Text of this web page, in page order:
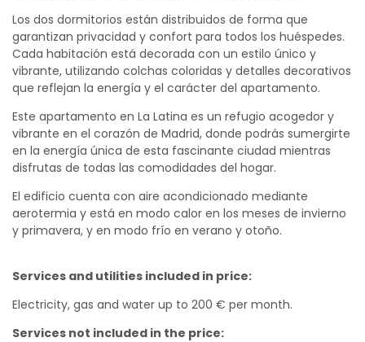
Los dos dormitorios están distribuidos de forma que
garantizan privacidad y confort para todos los huéspedes.
Cada habitación está decorada con un estilo único y
vibrante, utilizando colchas coloridas y detalles decorativos
que reflejan la energía y el carácter del apartamento.
Este apartamento en La Latina es un refugio acogedor y
vibrante en el corazón de Madrid, donde podrás sumergirte
en la energía única de esta fascinante ciudad mientras
disfrutas de todas las comodidades del hogar.
El edificio cuenta con aire acondicionado mediante
aerotermia y está en modo calor en los meses de invierno
y primavera, y en modo frío en verano y otoño.
Services and utilities included in price:
Electricity, gas and water up to 200 € per month.
Services not included in the price: